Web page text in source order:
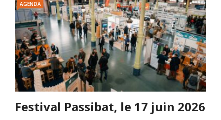
AGENDA
Festival Passibat, le 17 juin 2026